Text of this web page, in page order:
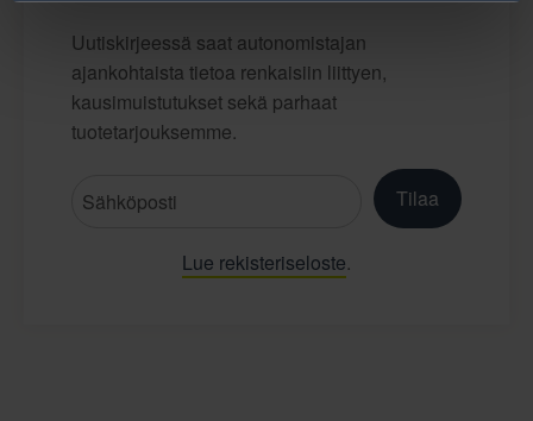
Uutiskirjeessä saat autonomistajan
ajankohtaista tietoa renkaisiin liittyen,
kausimuistutukset sekä parhaat
tuotetarjouksemme.
Tilaa
Lue rekisteriseloste.